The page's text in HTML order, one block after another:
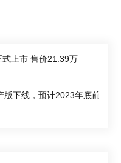
式上市 售价21.39万
版下线，预计2023年底前